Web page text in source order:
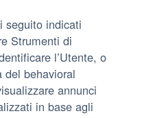
seguito indicati
Strumenti di
l’Utente, o
del behavioral
annunci
in base agli